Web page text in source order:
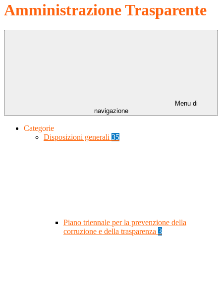
Amministrazione Trasparente
Menu di
navigazione
Categorie
Disposizioni generali 35
Piano triennale per la prevenzione della
corruzione e della trasparenza 3